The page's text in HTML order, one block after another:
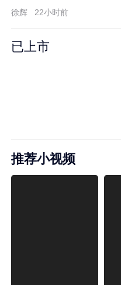
徐辉 22小时前
已上市
推荐小视频